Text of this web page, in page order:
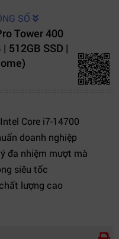
SỐ
Tower 400
512GB SSD |
Core i7-14700
doanh nghiệp
đa nhiệm mượt mà
siêu tốc
lượng cao